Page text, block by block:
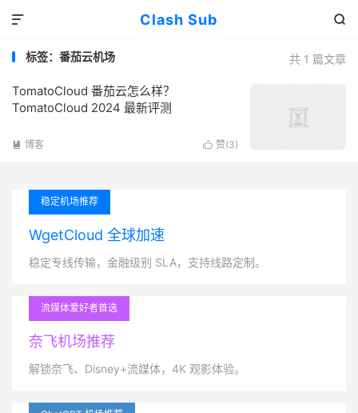
Clash Sub 

共 1 篇文章
标签：番茄云机场
TomatoCloud 番茄云怎么样？
TomatoCloud 2024 最新评测
 赞(3)
 博客
稳定机场推荐
WgetCloud 全球加速
稳定专线传输，金融级别 SLA，支持线路定制。
流媒体爱好者首选
奈飞机场推荐
解锁奈飞、Disney+流媒体，4K 观影体验。